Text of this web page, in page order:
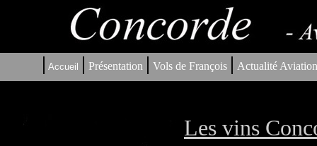
| Accueil | Présentation | Vols de François | Actualité
Les vins